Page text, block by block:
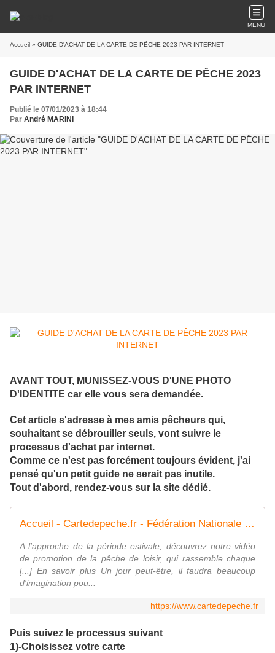
MENU
Accueil » GUIDE D'ACHAT DE LA CARTE DE PÊCHE 2023 PAR INTERNET
GUIDE D'ACHAT DE LA CARTE DE PÊCHE 2023
PAR INTERNET
Publié le 07/01/2023 à 18:44
Par André MARINI
AVANT TOUT, MUNISSEZ-VOUS D'UNE PHOTO
D'IDENTITE car elle vous sera demandée.
Cet article s'adresse à mes amis pêcheurs qui,
souhaitant se débrouiller seuls, vont suivre le
processus d'achat par internet.
Comme ce n'est pas forcément toujours évident, j'ai
pensé qu'un petit guide ne serait pas inutile.
Tout d'abord, rendez-vous sur la site dédié.
Accueil - Cartedepeche.fr - Fédération Nationale de la Pêche en France
A l'approche de la période estivale, découvrez notre vidéo
de promotion de la pêche de loisir, qui rassemble chaque
[...] En savoir plus Un jour peut-être, il faudra beaucoup
d'imagination pou...
https://www.cartedepeche.fr
Puis suivez le processus suivant
1)-Choisissez votre carte